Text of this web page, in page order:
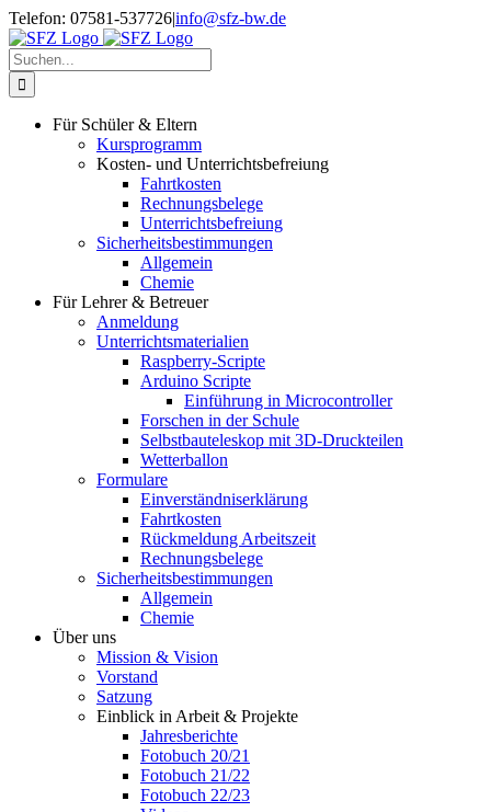
Zum
Inhalt
springen
Telefon: 07581-537726|info@sfz-bw.de
Suche
nach:
Für Schüler & Eltern
Kursprogramm
Kosten- und Unterrichtsbefreiung
Fahrtkosten
Rechnungsbelege
Unterrichtsbefreiung
Sicherheitsbestimmungen
Allgemein
Chemie
Für Lehrer & Betreuer
Anmeldung
Unterrichtsmaterialien
Raspberry-Scripte
Arduino Scripte
Einführung in Microcontroller
Forschen in der Schule
Selbstbauteleskop mit 3D-Druckteilen
Wetterballon
Formulare
Einverständniserklärung
Fahrtkosten
Rückmeldung Arbeitszeit
Rechnungsbelege
Sicherheitsbestimmungen
Allgemein
Chemie
Über uns
Mission & Vision
Vorstand
Satzung
Einblick in Arbeit & Projekte
Jahresberichte
Fotobuch 20/21
Fotobuch 21/22
Fotobuch 22/23